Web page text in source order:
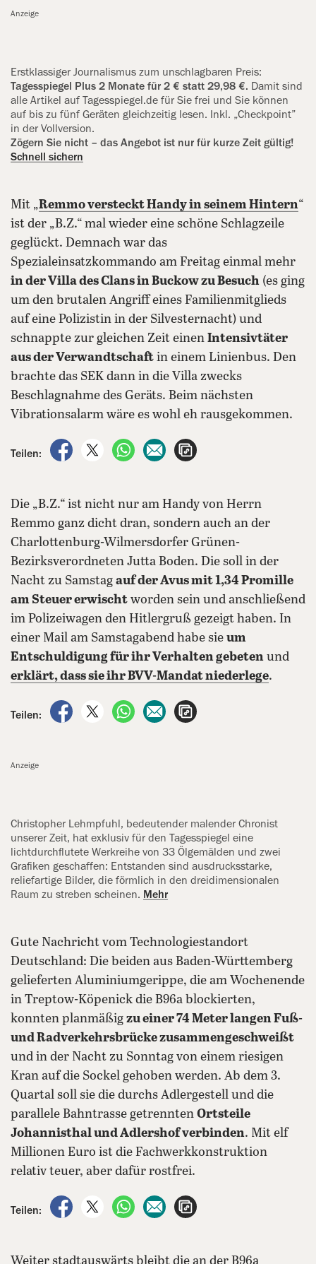
Anzeige
Erstklassiger Journalismus zum unschlagbaren Preis:
Tagesspiegel Plus 2 Monate für 2 € statt 29,98 €. Damit sind
alle Artikel auf Tagesspiegel.de für Sie frei und Sie können
auf bis zu fünf Geräten gleichzeitig lesen. Inkl. „Checkpoint”
in der Vollversion.
Zögern Sie nicht – das Angebot ist nur für kurze Zeit gültig!
Schnell sichern
Mit „Remmo versteckt Handy in seinem Hintern“
ist der „B.Z.“ mal wieder eine schöne Schlagzeile
geglückt. Demnach war das
Spezialeinsatzkommando am Freitag einmal mehr
in der Villa des Clans in Buckow zu Besuch (es ging
um den brutalen Angriff eines Familienmitglieds
auf eine Polizistin in der Silvesternacht) und
schnappte zur gleichen Zeit einen Intensivtäter
aus der Verwandtschaft in einem Linienbus. Den
brachte das SEK dann in die Villa zwecks
Beschlagnahme des Geräts. Beim nächsten
Vibrationsalarm wäre es wohl eh rausgekommen.
Teilen:
auf Facebook teilen
auf X teilenper WhatsApp teilen
per E-Mail teilen
Die „B.Z.“ ist nicht nur am Handy von Herrn
Remmo ganz dicht dran, sondern auch an der
Charlottenburg-Wilmersdorfer Grünen-
Bezirksverordneten Jutta Boden. Die soll in der
Nacht zu Samstag auf der Avus mit 1,34 Promille
am Steuer erwischt worden sein und anschließend
im Polizeiwagen den Hitlergruß gezeigt haben. In
einer Mail am Samstagabend habe sie um
Entschuldigung für ihr Verhalten gebeten und
erklärt, dass sie ihr BVV-Mandat niederlege.
Teilen:
auf Facebook teilen
auf X teilenper WhatsApp teilen
per E-Mail teilen
Anzeige
Christopher Lehmpfuhl, bedeutender malender Chronist
unserer Zeit, hat ‍exklusiv für den Tagesspiegel eine
lichtdurchflutete Werkreihe von 33 Ölgemälden und zwei
Grafiken geschaffen: Entstanden sind ausdrucksstarke,
reliefartige Bilder, die förmlich in den dreidimensionalen
Raum zu streben scheinen. Mehr
Gute Nachricht vom Technologiestandort
Deutschland: Die beiden aus Baden-Württemberg
gelieferten Aluminiumgerippe, die am Wochenende
in Treptow-Köpenick die B96a blockierten,
konnten planmäßig zu einer 74 Meter langen Fuß-
und Radverkehrsbrücke zusammengeschweißt
und in der Nacht zu Sonntag von einem riesigen
Kran auf die Sockel gehoben werden. Ab dem 3.
Quartal soll sie die durchs Adlergestell und die
parallele Bahntrasse getrennten Ortsteile
Johannisthal und Adlershof verbinden. Mit elf
Millionen Euro ist die Fachwerkkonstruktion
relativ teuer, aber dafür rostfrei.
Teilen:
auf Facebook teilen
auf X teilenper WhatsApp teilen
per E-Mail teilen
Weiter stadtauswärts bleibt die an der B96a